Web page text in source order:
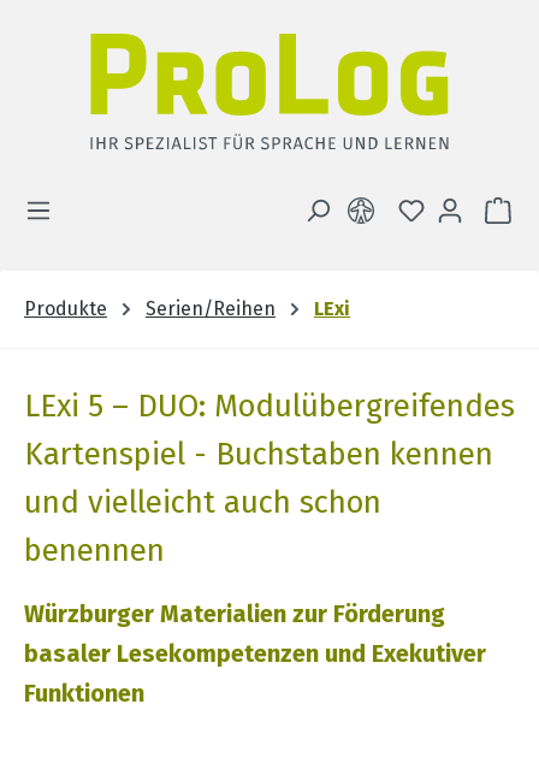
DU HAST 0
Produkte Serien/Reihen LExi
LExi 5 – DUO: Modulübergreifendes
Kartenspiel - Buchstaben kennen
und vielleicht auch schon
benennen
Würzburger Materialien zur Förderung
basaler Lesekompetenzen und Exekutiver
Funktionen